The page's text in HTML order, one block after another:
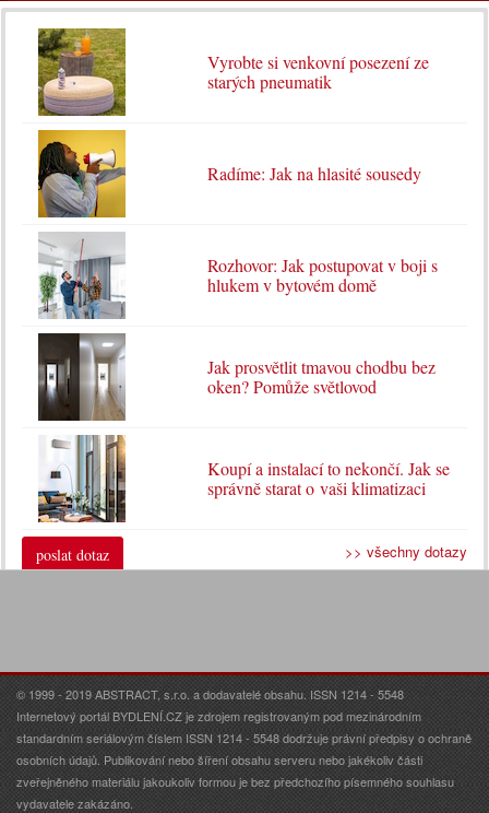
Vyrobte si venkovní posezení ze
starých pneumatik
Radíme: Jak na hlasité sousedy
Rozhovor: Jak postupovat v boji s
hlukem v bytovém domě
Jak prosvětlit tmavou chodbu bez
oken? Pomůže světlovod
Koupí a instalací to nekončí. Jak se
správně starat o vaši klimatizaci
poslat dotaz >> všechny dotazy
© 1999 - 2019 ABSTRACT, s.r.o. a dodavatelé obsahu. ISSN 1214 - 5548
Internetový portál BYDLENÍ.CZ je zdrojem registrovaným pod mezinárodním
standardním seriálovým číslem ISSN 1214 - 5548 dodržuje právní předpisy o ochraně
osobních údajů. Publikování nebo šíření obsahu serveru nebo jakékoliv části
zveřejněného materiálu jakoukoliv formou je bez předchozího písemného souhlasu
vydavatele zakázáno.